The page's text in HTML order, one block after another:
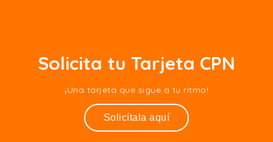
Solicita tu Tarjeta CPN
¡Una tarjeta que sigue a tu ritmo!
Solicítala aquí